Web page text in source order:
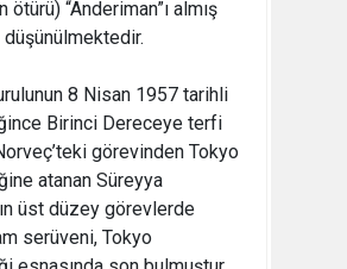
ötürü) “Anderiman”ı almış
8 Nisan 1957 tarihli
Birinci Dereceye terfi
görevinden Tokyo
atanan Süreyya
üst düzey görevlerde
serüveni, Tokyo